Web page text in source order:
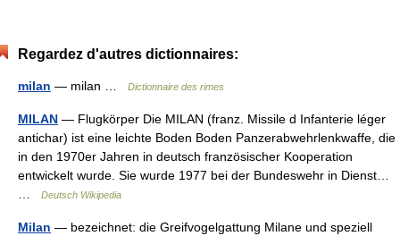
Regardez d'autres dictionnaires:
milan — milan … Dictionnaire des rimes
MILAN — Flugkörper Die MILAN (franz. Missile d Infanterie léger
antichar) ist eine leichte Boden Boden Panzerabwehrlenkwaffe, die
in den 1970er Jahren in deutsch französischer Kooperation
entwickelt wurde. Sie wurde 1977 bei der Bundeswehr in Dienst…
…
Deutsch Wikipedia
Milan — bezeichnet: die Greifvogelgattung Milane und speziell